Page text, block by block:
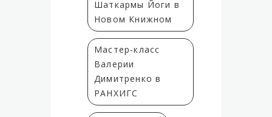
Шаткармы Йоги в
Новом Книжном
Мастер-класс
Валерии
Димитренко в
РАНХИГС